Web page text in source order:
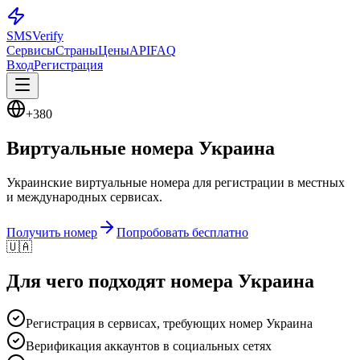
SMSVerify
СервисыСтраныЦеныAPIFAQ
ВходРегистрация
+380
Виртуальные номера Украина
Украинские виртуальные номера для регистрации в местных
и международных сервисах.
Получить номер
Попробовать бесплатно
🇺🇦
Для чего подходят номера Украина
Регистрация в сервисах, требующих номер Украина
Верификация аккаунтов в социальных сетях